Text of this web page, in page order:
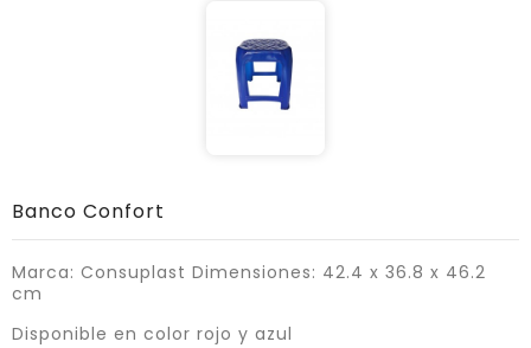
Banco Confort
Marca: Consuplast Dimensiones: 42.4 x 36.8 x 46.2
cm
Disponible en color rojo y azul